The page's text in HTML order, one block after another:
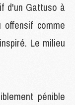
d'un Gattuso à
comme
Le milieu
pénible